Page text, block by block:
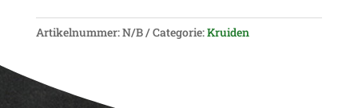
a
v
Artikelnummer:N/B Categorie:Kruiden